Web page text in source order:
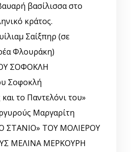
βασίλισσα στο
κράτος.
Σαίξπηρ (σε
Φλουράκη)
ΣΟΦΟΚΛΗ
Σοφοκλή
το Παντελόνι του»
Μαργαρίτη
ΣΤΑΝΙΟ» ΤΟΥ ΜΟΛΙΕΡΟΥ
ΜΕΛΙΝΑ ΜΕΡΚΟΥΡΗ